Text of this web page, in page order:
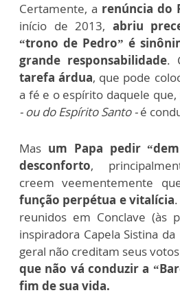
Certamente, a renúncia do
início de 2013, abriu
“trono de Pedro” é
grande responsabilidade.
tarefa árdua, que pode
a fé e o espírito daquele
- ou do Espírito Santo -é
Mas um Papa pedir
desconforto,
creem veementemente
função perpétua e vitalícia
reunidos em Conclave (às
inspiradora Capela Sistina da
geral não creditam seus
que não vá conduzir a
fim de sua vida.